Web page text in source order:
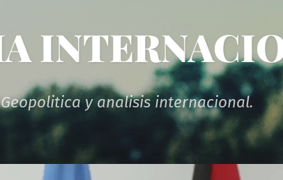
Geopolitica y analisis internacional.